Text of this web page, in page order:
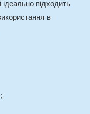
ідеально підходить
в